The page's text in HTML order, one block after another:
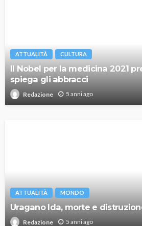
ATTUALITÀ CULTURA
Il Nobel per la medicina 2021
spiega gli abbracci
Redazione 5 anni ago
ATTUALITÀ MONDO
Uragano Ida, morte e
Redazione 5 anni ago